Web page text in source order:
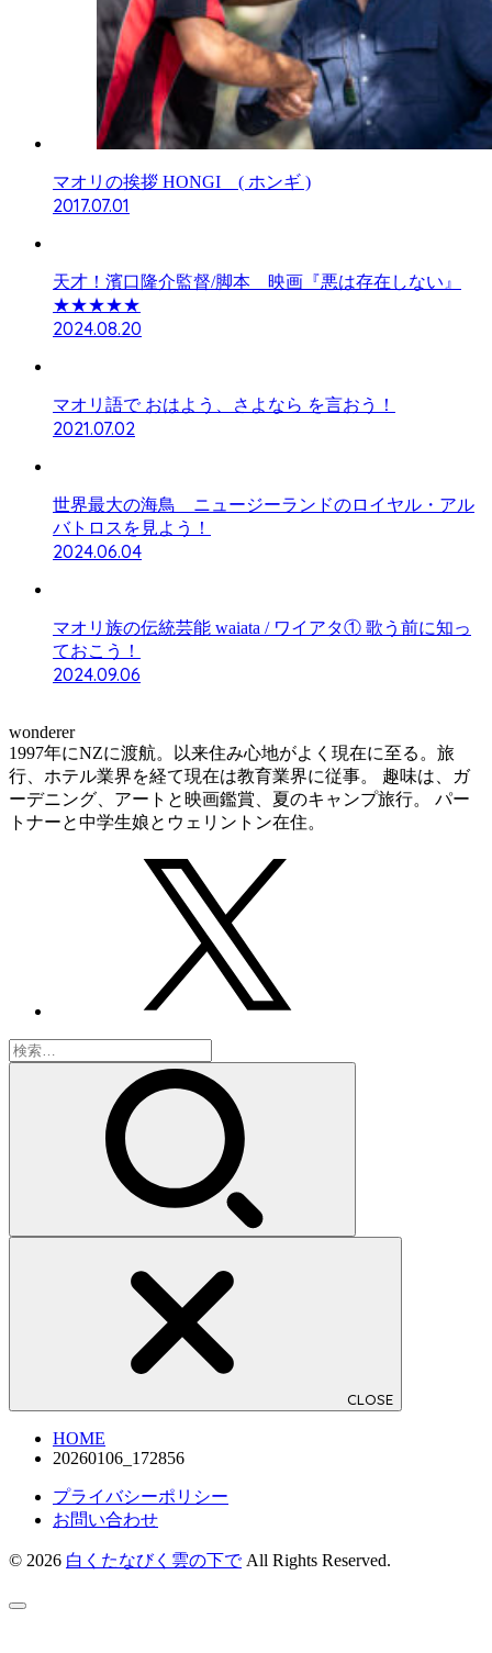
マオリの挨拶 HONGI ( ホンギ )
2017.07.01
天才！濱口隆介監督/脚本 映画『悪は存在しない』
★★★★★
2024.08.20
マオリ語で おはよう、さよなら を言おう！
2021.07.02
世界最大の海鳥 ニュージーランドのロイヤル・アル
バトロスを見よう！
2024.06.04
マオリ族の伝統芸能 waiata / ワイアタ① 歌う前に知っ
ておこう！
2024.09.06
wonderer
1997年にNZに渡航。以来住み心地がよく現在に至る。旅
行、ホテル業界を経て現在は教育業界に従事。 趣味は、ガ
ーデニング、アートと映画鑑賞、夏のキャンプ旅行。 パー
トナーと中学生娘とウェリントン在住。
検
索:
CLOSE
HOME
20260106_172856
プライバシーポリシー
お問い合わせ
© 2026 白くたなびく雲の下でAll Rights Reserved.